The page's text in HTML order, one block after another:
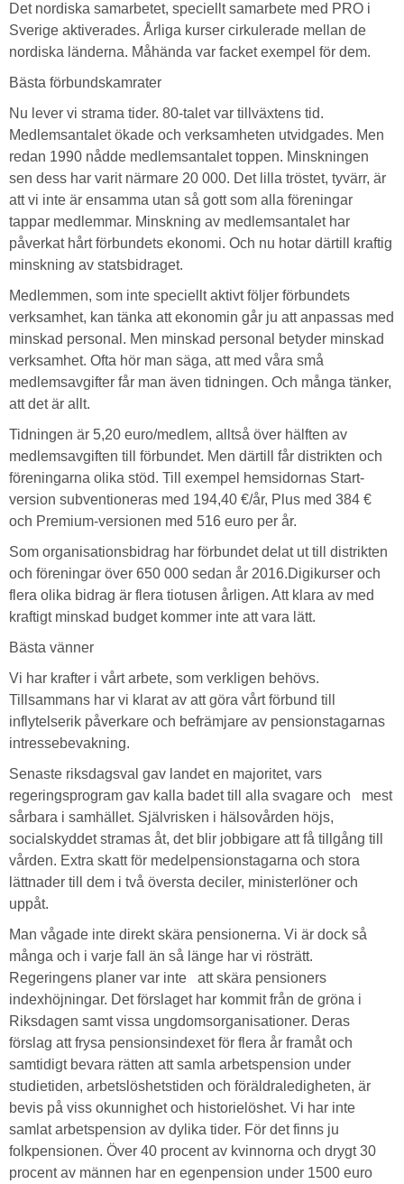
Det nordiska samarbetet, speciellt samarbete med PRO i
Sverige aktiverades. Årliga kurser cirkulerade mellan de
nordiska länderna. Måhända var facket exempel för dem.
Bästa förbundskamrater
Nu lever vi strama tider. 80-talet var tillväxtens tid.
Medlemsantalet ökade och verksamheten utvidgades. Men
redan 1990 nådde medlemsantalet toppen. Minskningen
sen dess har varit närmare 20 000. Det lilla tröstet, tyvärr, är
att vi inte är ensamma utan så gott som alla föreningar
tappar medlemmar. Minskning av medlemsantalet har
påverkat hårt förbundets ekonomi. Och nu hotar därtill kraftig
minskning av statsbidraget.
Medlemmen, som inte speciellt aktivt följer förbundets
verksamhet, kan tänka att ekonomin går ju att anpassas med
minskad personal. Men minskad personal betyder minskad
verksamhet. Ofta hör man säga, att med våra små
medlemsavgifter får man även tidningen. Och många tänker,
att det är allt.
Tidningen är 5,20 euro/medlem, alltså över hälften av
medlemsavgiften till förbundet. Men därtill får distrikten och
föreningarna olika stöd. Till exempel hemsidornas Start-
version subventioneras med 194,40 €/år, Plus med 384 €
och Premium-versionen med 516 euro per år.
Som organisationsbidrag har förbundet delat ut till distrikten
och föreningar över 650 000 sedan år 2016.Digikurser och
flera olika bidrag är flera tiotusen årligen. Att klara av med
kraftigt minskad budget kommer inte att vara lätt.
Bästa vänner
Vi har krafter i vårt arbete, som verkligen behövs.
Tillsammans har vi klarat av att göra vårt förbund till
inflytelserik påverkare och befrämjare av pensionstagarnas
intressebevakning.
Senaste riksdagsval gav landet en majoritet, vars
regeringsprogram gav kalla badet till alla svagare och mest
sårbara i samhället. Självrisken i hälsovården höjs,
socialskyddet stramas åt, det blir jobbigare att få tillgång till
vården. Extra skatt för medelpensionstagarna och stora
lättnader till dem i två översta deciler, ministerlöner och
uppåt.
Man vågade inte direkt skära pensionerna. Vi är dock så
många och i varje fall än så länge har vi rösträtt.
Regeringens planer var inte att skära pensioners
indexhöjningar. Det förslaget har kommit från de gröna i
Riksdagen samt vissa ungdomsorganisationer. Deras
förslag att frysa pensionsindexet för flera år framåt och
samtidigt bevara rätten att samla arbetspension under
studietiden, arbetslöshetstiden och föräldraledigheten, är
bevis på viss okunnighet och historielöshet. Vi har inte
samlat arbetspension av dylika tider. För det finns ju
folkpensionen. Över 40 procent av kvinnorna och drygt 30
procent av männen har en egenpension under 1500 euro